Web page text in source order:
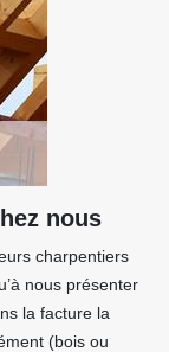
nous
charpentiers
nous présenter
la facture la
(bois ou